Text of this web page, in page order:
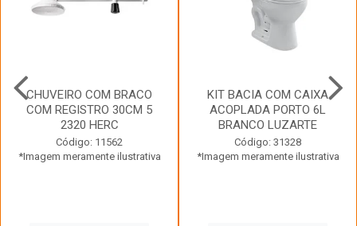
CHUVEIRO COM BRACO
COM REGISTRO 30CM 5
2320 HERC
Código: 11562
*Imagem meramente ilustrativa
KIT BACIA COM CAIXA
ACOPLADA PORTO 6L
BRANCO LUZARTE
Código: 31328
*Imagem meramente ilustrativa